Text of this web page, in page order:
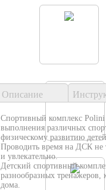
Описание
Спортивный комплекс Polini
выполнения различных
физическому развитию
Проводить время на ДСК не
и увлекательно.
Детский спортивный
разнообразных тренажеров,
дома.